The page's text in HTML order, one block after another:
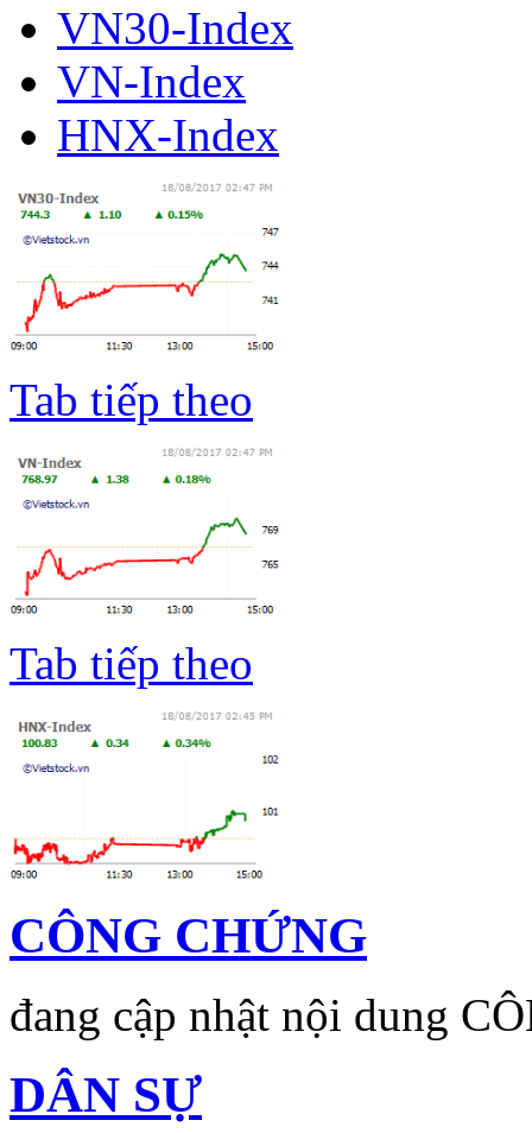
VN30-Index
VN-Index
HNX-Index
Tab tiếp theo
Tab tiếp theo
CÔNG CHỨNG
đang cập nhật nội dung
DÂN SỰ